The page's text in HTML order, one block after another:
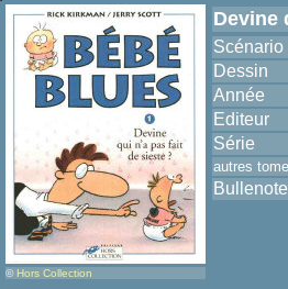
© Hors Collection
Devine
Scénario
Dessin
Année
Editeur
Série
autres
Bullenote